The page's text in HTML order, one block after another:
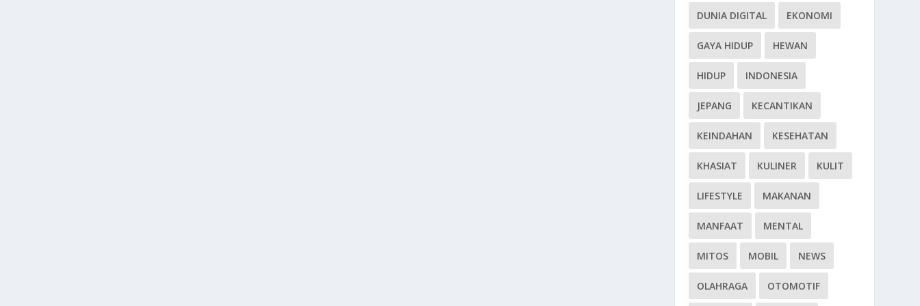
DUNIA DIGITAL EKONOMI
GAYA HIDUP HEWAN
HIDUP INDONESIA
JEPANG KECANTIKAN
KEINDAHAN KESEHATAN
KHASIAT KULINER KULIT
LIFESTYLE MAKANAN
MANFAAT MENTAL
MITOS MOBIL NEWS
OLAHRAGA OTOMOTIF